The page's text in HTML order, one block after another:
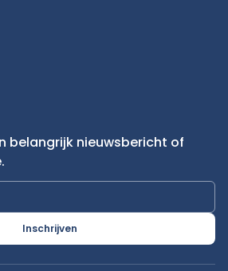
belangrijk nieuwsbericht of
Inschrijven